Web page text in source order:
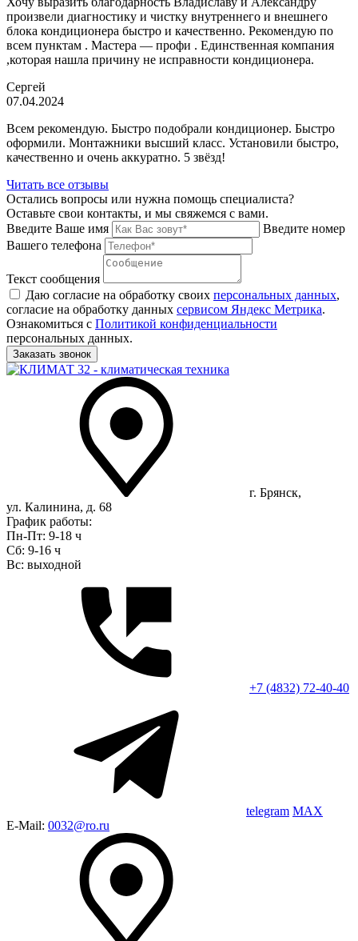
произвели диагностику и чистку внутреннего и внешнего
блока кондиционера быстро и качественно. Рекомендую по
всем пунктам . Мастера — профи . Единственная компания
,которая нашла причину не исправности кондиционера.
Сергей
07.04.2024
Всем рекомендую. Быстро подобрали кондиционер. Быстро
оформили. Монтажники высший класс. Установили быстро,
качественно и очень аккуратно. 5 звёзд!
Читать все отзывы
Остались вопросы или нужна помощь специалиста?
Оставьте свои контакты, и мы свяжемся с вами.
Введите Ваше имя
Введите номер
Вашего телефона
Текст сообщения
Даю согласие на обработку своих персональных данных,
согласие на обработку данных сервисом Яндекс Метрика.
Ознакомиться с Политикой конфиденциальности
персональных данных.
г. Брянск,
ул. Калинина, д. 68
График работы:
Пн-Пт: 9-18 ч
Сб: 9-16 ч
Вс: выходной
+7 (4832) 72-40-40
telegram MAX
E-Mail: 0032@ro.ru